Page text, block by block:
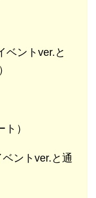
ベントver.と
）
ントver.と通